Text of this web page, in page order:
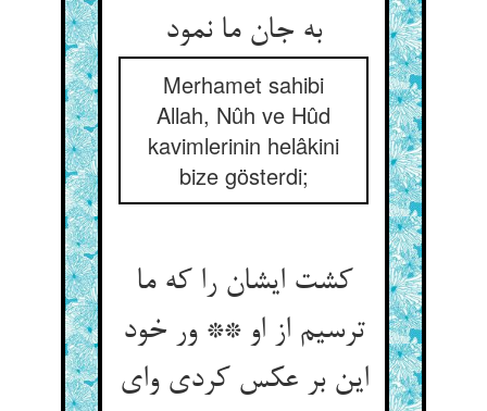
به جان ما نمود
Merhamet sahibi
Allah, Nûh ve Hûd
kavimlerinin helâkini
bize gösterdi;
کشت ایشان را که ما
ترسیم از او ** ور خود
این بر عکس کردی وای